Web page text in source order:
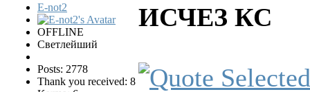
E-not2
OFFLINE
Светлейший
Posts: 2778
Thank you received: 8
ИСЧЕЗ КС